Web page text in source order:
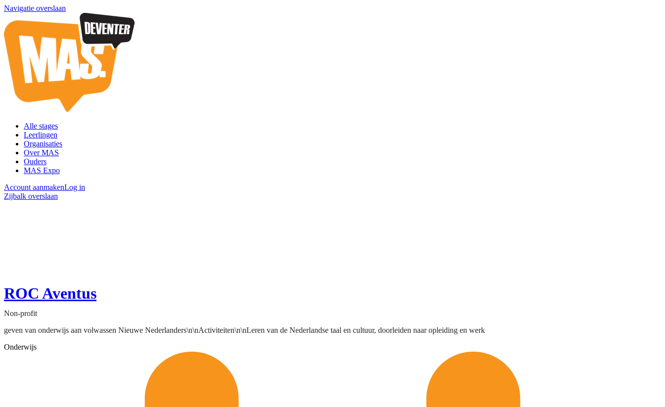
Navigatie overslaan
Alle stages
Leerlingen
Organisaties
Over MAS
Ouders
MAS Expo
Account aanmakenLog in
Zijbalk overslaan
ROC Aventus
Non-profit
geven van onderwijs aan volwassen Nieuwe Nederlanders\n\nActiviteiten\n\nLeren van de Nederlandse taal en cultuur, doorleiden naar opleiding en werk
Onderwijs